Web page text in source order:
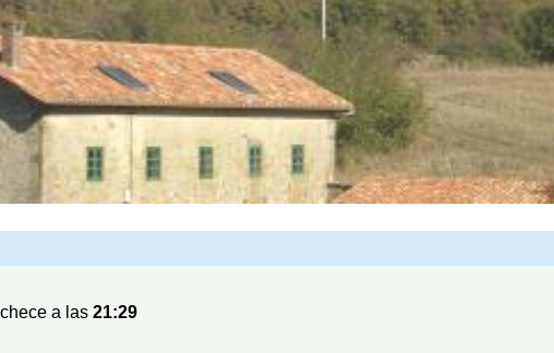
a las 21:29